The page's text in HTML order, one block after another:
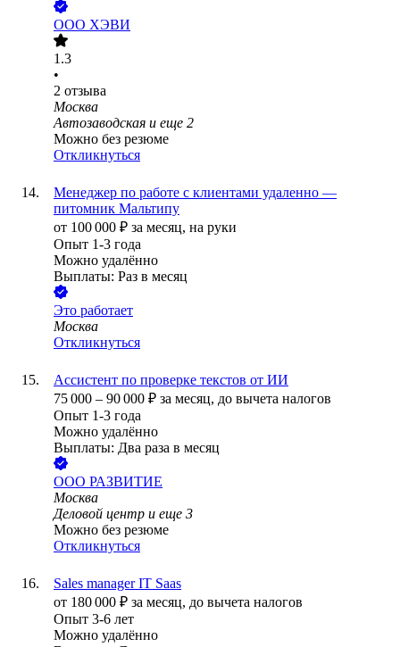
ООО ХЭВИ
1.3
•
2 отзыва
Москва
Автозаводская и еще 2
Можно без резюме
Откликнуться
Менеджер по работе с клиентами удаленно —
питомник Мальтипу
от 100 000 ₽ за месяц, на руки
Опыт 1-3 года
Можно удалённо
Выплаты: Раз в месяц
Это работает
Москва
Откликнуться
Ассистент по проверке текстов от ИИ
75 000 – 90 000 ₽ за месяц, до вычета налогов
Опыт 1-3 года
Можно удалённо
Выплаты: Два раза в месяц
ООО РАЗВИТИЕ
Москва
Деловой центр и еще 3
Можно без резюме
Откликнуться
Sales manager IT Saas
от 180 000 ₽ за месяц, до вычета налогов
Опыт 3-6 лет
Можно удалённо